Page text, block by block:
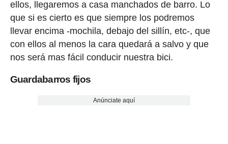
ellos, llegaremos a casa manchados de barro. Lo
que si es cierto es que siempre los podremos
llevar encima -mochila, debajo del sillín, etc-, que
con ellos al menos la cara quedará a salvo y que
nos será mas fácil conducir nuestra bici.
Guardabarros fijos
Anúnciate aquí